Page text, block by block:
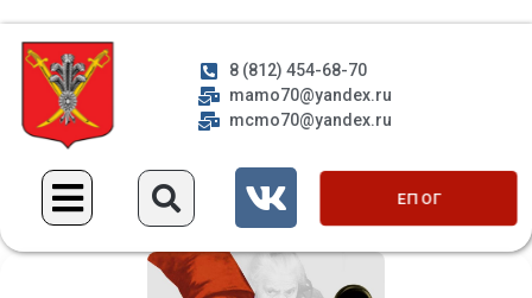
8 (812) 454-68-70
mamo70@yandex.ru
mcmo70@yandex.ru
ЕП ОГ